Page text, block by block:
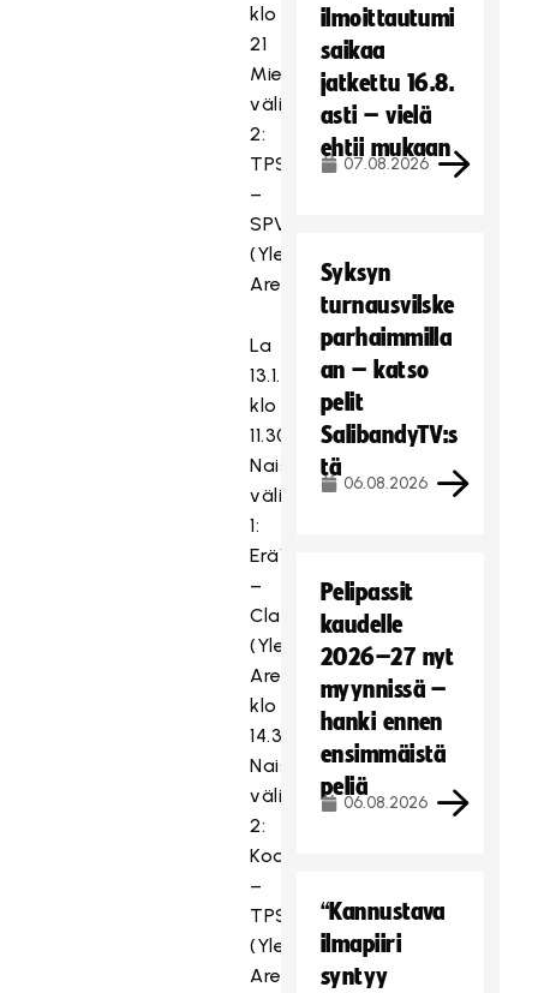
klo
21
Miesten
välierä
2:
TPS
–
SPV
(Yle
Areena)
La
13.1.2024
klo
11.30
Naisten
välierä
1:
EräViikingit
–
Classic
(Yle
Areena)
klo
14.30
Naisten
välierä
2:
Koovee
–
TPS
(Yle
Areena)
ilmoittautumi
saikaa
jatkettu 16.8.
asti – vielä
ehtii mukaan
07.08.2026
Syksyn
turnausvilske
parhaimmilla
an – katso
pelit
SalibandyTV:s
tä
06.08.2026
Pelipassit
kaudelle
2026–27 nyt
myynnissä –
hanki ennen
ensimmäistä
peliä
06.08.2026
“Kannustava
ilmapiiri
syntyy